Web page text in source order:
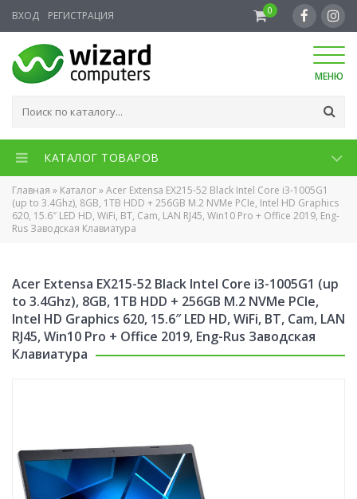
ВХОД РЕГИСТРАЦИЯ 0
МЕНЮ
КАТАЛОГ ТОВАРОВ
Главная » Каталог»Acer Extensa EX215-52 Black Intel Core i3-1005G1
(up to 3.4Ghz), 8GB, 1TB HDD + 256GB M.2 NVMe PCIe, Intel HD Graphics
620, 15.6″ LED HD, WiFi, BT, Cam, LAN RJ45, Win10 Pro + Office 2019, Eng-
Rus Заводская Клавиатура
Acer Extensa EX215-52 Black Intel Core i3-1005G1 (up
to 3.4Ghz), 8GB, 1TB HDD + 256GB M.2 NVMe PCIe,
Intel HD Graphics 620, 15.6″ LED HD, WiFi, BT, Cam, LAN
RJ45, Win10 Pro + Office 2019, Eng-Rus Заводская
Клавиатура